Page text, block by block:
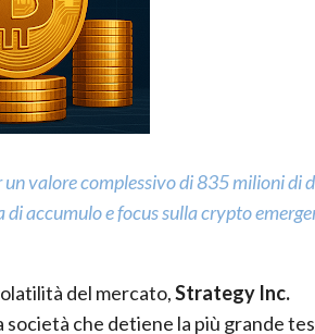
valore complessivo di 835 milioni di
accumulo e focus sulla crypto
del mercato, Strategy Inc.
che detiene la più grande